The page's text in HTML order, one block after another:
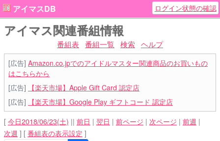
アイマスDB ログイン状態の確認
アイマス関連番組情報
番組表 番組一覧 検索 ヘルプ
[広告] Amazon.co.jpでのアイドルマスター関連商品のお買いもの
はこちらから
[広告]
【楽天市場】Apple Gift Card 認定店
[広告]
【楽天市場】Google Play ギフトコード 認定店
[ 今日2018/06/23(土) || 前日 | 翌日 | 前ページ | 次ページ | 前週 |
次週 ] [ 番組表の表示設定 ]